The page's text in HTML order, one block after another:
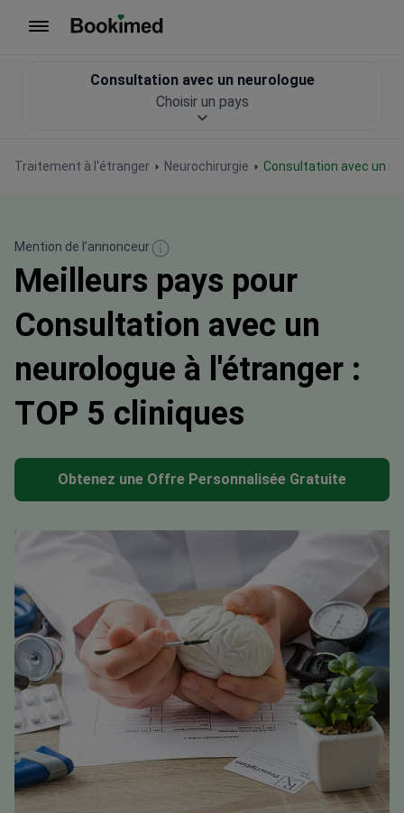
Traitement à l'étranger Neurochirurgie Consultation avec un
Consultation avec un neurologue
Choisir un pays
Mention de l’annonceur
Meilleurs pays pour
Consultation avec un
neurologue à l'étranger :
TOP 5 cliniques
Obtenez une Offre Personnalisée Gratuite